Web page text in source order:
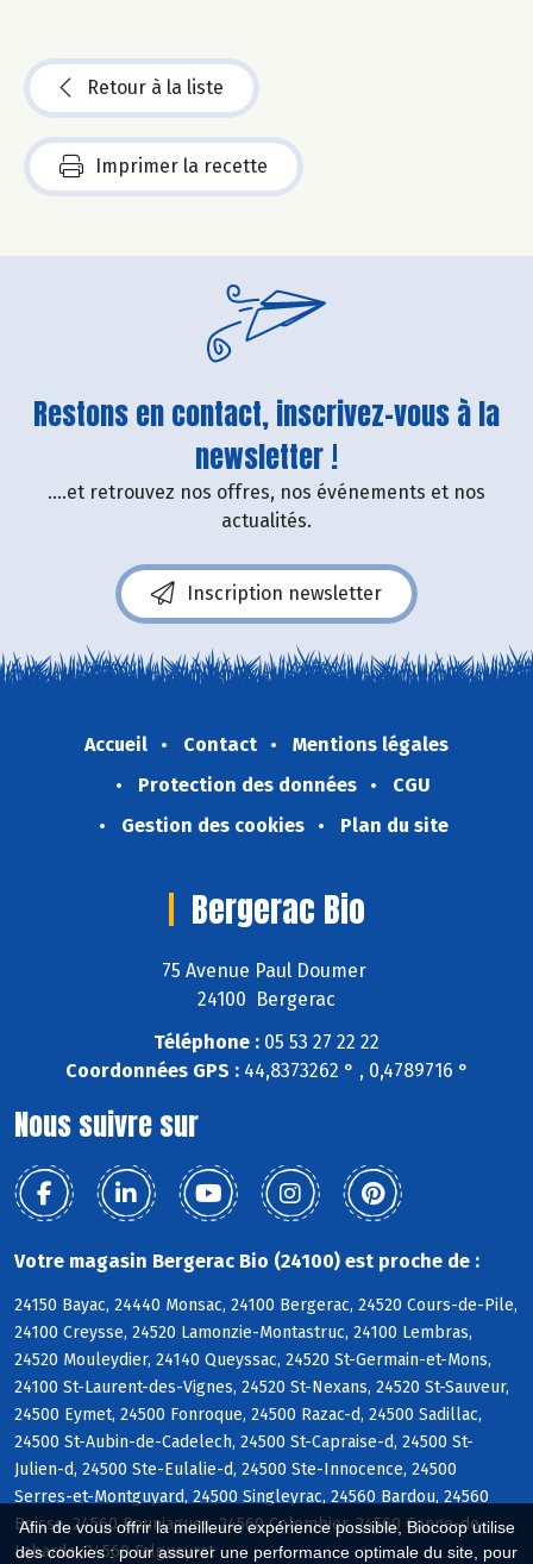
Afin de vous offrir la meilleure expérience possible, Biocoop utilise
des cookies : pour assurer une performance optimale du site, pour
Retour à la liste
Imprimer la recette
Restons en contact, inscrivez-vous à la
newsletter !
....et retrouvez nos offres, nos événements et nos
actualités.
Inscription newsletter
Accueil Contact
Mentions légales
Protection des données
CGU
Gestion des cookies
Plan du site
Bergerac Bio
75 Avenue Paul Doumer
24100 Bergerac
Téléphone : 05 53 27 22 22
Coordonnées GPS :44,8373262 ° , 0,4789716 °
Nous suivre sur
Votre magasin Bergerac Bio (24100) est proche de :
24150 Bayac, 24440 Monsac, 24100 Bergerac, 24520 Cours-de-Pile,
24100 Creysse, 24520 Lamonzie-Montastruc, 24100 Lembras,
24520 Mouleydier, 24140 Queyssac, 24520 St-Germain-et-Mons,
24100 St-Laurent-des-Vignes, 24520 St-Nexans, 24520 St-Sauveur,
24500 Eymet, 24500 Fonroque, 24500 Razac-d, 24500 Sadillac,
24500 St-Aubin-de-Cadelech, 24500 St-Capraise-d, 24500 St-
Julien-d, 24500 Ste-Eulalie-d, 24500 Ste-Innocence, 24500
Serres-et-Montguyard, 24500 Singleyrac, 24560 Bardou, 24560
Boisse, 24560 Bouniagues, 24560 Colombier, 24560 Conne-de-
Labarde, 24560 Falgueyrat